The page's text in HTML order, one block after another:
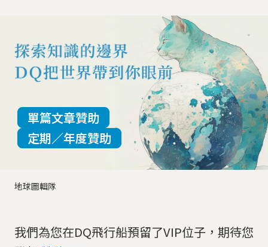
地球圖輯隊
單篇文章贊助
定期／年度贊助
我們為您在DQ飛行船預留了VIP位子，期待您